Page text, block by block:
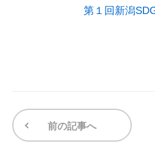
第１回新潟
前の記事へ